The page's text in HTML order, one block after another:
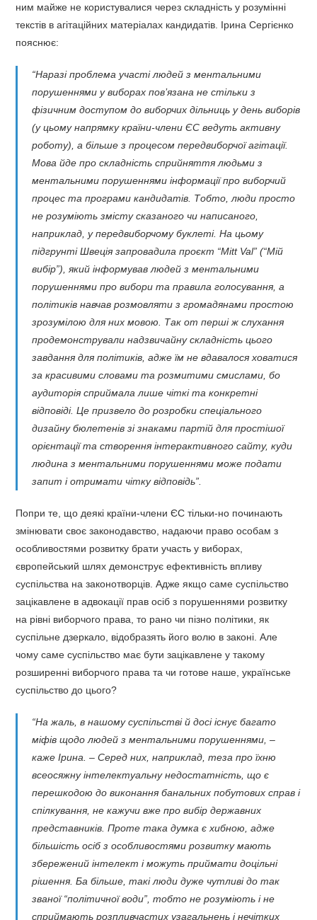
ним майже не користувалися через складність у розумінні
текстів в агітаційних матеріалах кандидатів. Ірина Сергієнко
пояснює:
“Наразі проблема участі людей з ментальними
порушеннями у виборах пов’язана не стільки з
фізичним доступом до виборчих дільниць у день виборів
(у цьому напрямку країни-члени ЄС ведуть активну
роботу), а більше з процесом передвиборчої агітації.
Мова йде про складність сприйняття людьми з
ментальними порушеннями інформації про виборчий
процес та програми кандидатів. Тобто, люди просто
не розуміють змісту сказаного чи написаного,
наприклад, у передвиборчому буклеті. На цьому
підгрунті Швеція запровадила проєкт “Mitt Val” (“Мій
вибір”), який інформував людей з ментальними
порушеннями про вибори та правила голосування, а
політиків навчав розмовляти з громадянами простою
зрозумілою для них мовою. Так от перші ж слухання
продемонстрували надзвичайну складність цього
завдання для політиків, адже їм не вдавалося ховатися
за красивими словами та розмитими смислами, бо
аудиторія сприймала лише чіткі та конкретні
відповіді. Це призвело до розробки спеціального
дизайну бюлетенів зі знаками партій для простішої
орієнтації та створення інтерактивного сайту, куди
людина з ментальними порушеннями може подати
запит і отримати чітку відповідь”.
Попри те, що деякі країни-члени ЄС тільки-но починають
змінювати своє законодавство, надаючи право особам з
особливостями розвитку брати участь у виборах,
європейський шлях демонструє ефективність впливу
суспільства на законотворців. Адже якщо саме суспільство
зацікавлене в адвокації прав осіб з порушеннями розвитку
на рівні виборчого права, то рано чи пізно політики, як
суспільне дзеркало, відобразять його волю в законі. Але
чому саме суспільство має бути зацікавлене у такому
розширенні виборчого права та чи готове наше, українське
суспільство до цього?
“На жаль, в нашому суспільстві й досі існує багато
міфів щодо людей з ментальними порушеннями, –
каже Ірина. – Серед них, наприклад, теза про їхню
всеосяжну інтелектуальну недостатність, що є
перешкодою до виконання банальних побутових справ і
спілкування, не кажучи вже про вибір державних
представників. Проте така думка є хибною, адже
більшість осіб з особливостями розвитку мають
збережений інтелект і можуть приймати доцільні
рішення. Ба більше, такі люди дуже чутливі до так
званої “політичної води”, тобто не розуміють і не
сприймають розпливчастих узагальнень і нечітких